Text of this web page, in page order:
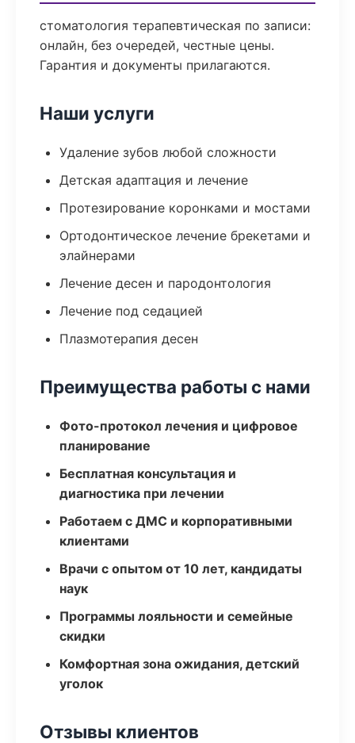
стоматология терапевтическая по записи:
онлайн, без очередей, честные цены.
Гарантия и документы прилагаются.
Наши услуги
Удаление зубов любой сложности
Детская адаптация и лечение
Протезирование коронками и мостами
Ортодонтическое лечение брекетами и
элайнерами
Лечение десен и пародонтология
Лечение под седацией
Плазмотерапия десен
Преимущества работы с нами
Фото-протокол лечения и цифровое
планирование
Бесплатная консультация и
диагностика при лечении
Работаем с ДМС и корпоративными
клиентами
Врачи с опытом от 10 лет, кандидаты
наук
Программы лояльности и семейные
скидки
Комфортная зона ожидания, детский
уголок
Отзывы клиентов